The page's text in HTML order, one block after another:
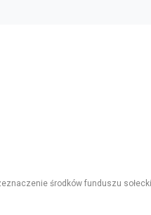
środków funduszu